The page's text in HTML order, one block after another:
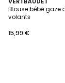
Blouse bébé gaze
volants
15,99 €
2
Couleurs